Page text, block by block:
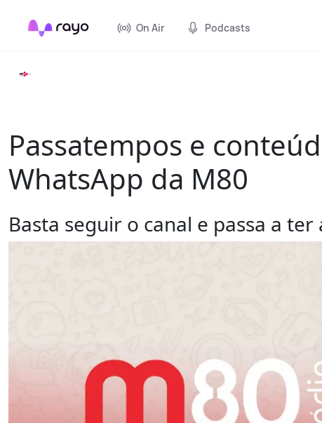
On Air Podcasts
Passatempos e
WhatsApp da M80
Basta seguir o canal e passa a